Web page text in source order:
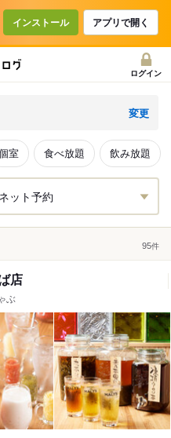
インストール アプリで開く
ログイン
変更
室 食べ放題 飲み放題
ット予約
95件
店
ぶ